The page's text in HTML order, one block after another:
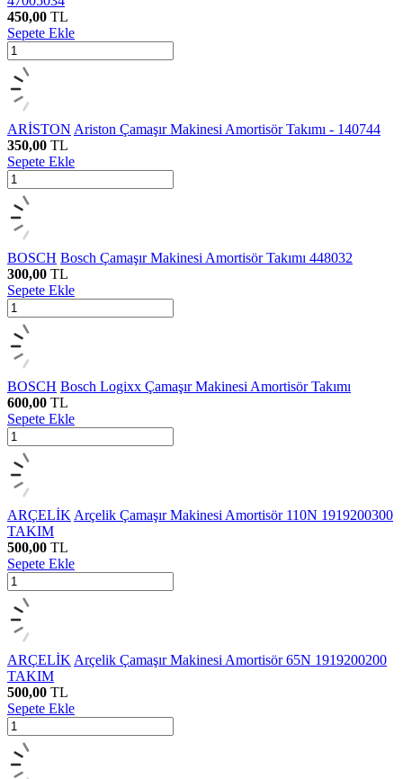
450,00 TL
Sepete Ekle
ARİSTON Ariston Çamaşır Makinesi Amortisör Takımı - 140744
350,00 TL
Sepete Ekle
BOSCH Bosch Çamaşır Makinesi Amortisör Takımı 448032
300,00 TL
Sepete Ekle
BOSCH Bosch Logixx Çamaşır Makinesi Amortisör Takımı
600,00 TL
Sepete Ekle
ARÇELİK Arçelik Çamaşır Makinesi Amortisör 110N 1919200300
TAKIM
500,00 TL
Sepete Ekle
ARÇELİK Arçelik Çamaşır Makinesi Amortisör 65N 1919200200
TAKIM
500,00 TL
Sepete Ekle